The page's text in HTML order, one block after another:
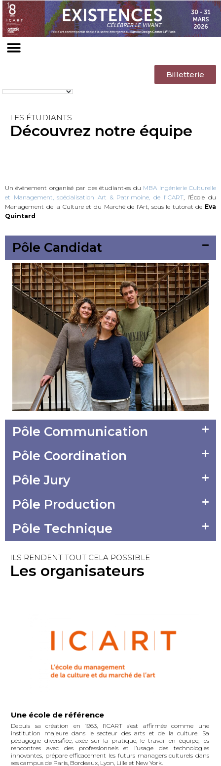
Billetterie
LES ÉTUDIANTS
Découvrez notre équipe
Un événement organisé par des étudiant·es du MBA Ingénierie Culturelle
et Management, spécialisation Art & Patrimoine, de l’ICART, l’École du
Management de la Culture et du Marché de l’Art, sous le tutorat de Eva
Quintard
Pôle Candidat
Pôle Communication
Pôle Coordination
Pôle Jury
Pôle Production
Pôle Technique
ILS RENDENT TOUT CELA POSSIBLE
Les organisateurs
Une école de référence
Depuis sa création en 1963, l’ICART s’est affirmée comme une
institution majeure dans le secteur des arts et de la culture. Sa
pédagogie diversifiée, axée sur la pratique, le travail en équipe, les
rencontres avec des professionnels et l’usage des technologies
innovantes, prépare efficacement les futurs managers culturels dans
ses campus de Paris, Bordeaux, Lyon, Lille et New York.